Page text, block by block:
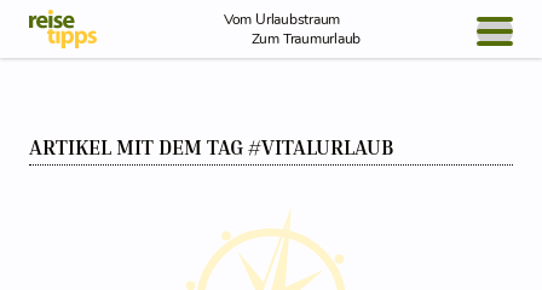
Skip to Content
Vom Urlaubstraum
Zum Traumurlaub
NEWS
ARTIKEL MIT DEM TAG #VITALURLAUB